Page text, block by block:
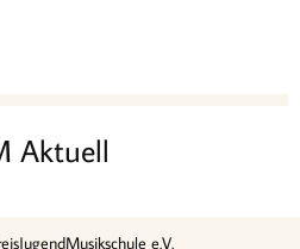
Aktuell
e.V.